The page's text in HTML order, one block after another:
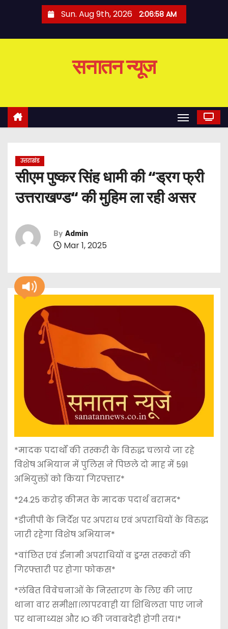
o
Sun. Aug 9th, 2026 2:06:59 AM
सनातन न्यूज
उत्तराखंड
सीएम पुष्कर सिंह धामी की “ड्रग फ्री
उत्तराखण्ड“ की मुहिम ला रही असर
By Admin
Mar 1, 2025
*मादक पदार्थों की तस्करी के विरुद्ध चलाये जा रहे
विशेष अभियान में पुलिस ने पिछले दो माह में 591
अभियुक्तों को किया गिरफ्तार*
*24.25 करोड़ कीमत के मादक पदार्थ बरामद*
*डीजीपी के निर्देश पर अपराध एवं अपराधियों के विरुद्ध
जारी रहेगा विशेष अभियान*
*वांछित एवं ईनामी अपराधियों व ड्रग्स तस्करों की
गिरफ्तारी पर होगा फोकस*
*लंबित विवेचनाओं के निस्तारण के लिए की जाए
थाना वार समीक्षा।लापरवाही या शिथिलता पाए जाने
पर थानाध्यक्ष और IO की जवाबदेही होगी तय।*